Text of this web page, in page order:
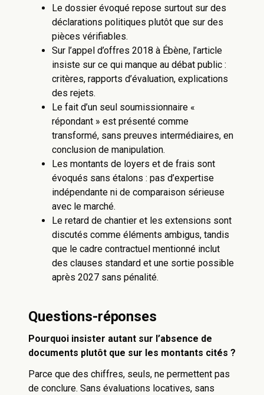
Le dossier évoqué repose surtout sur des
déclarations politiques plutôt que sur des
pièces vérifiables.
Sur l’appel d’offres 2018 à Ébène, l’article
insiste sur ce qui manque au débat public :
critères, rapports d’évaluation, explications
des rejets.
Le fait d’un seul soumissionnaire «
répondant » est présenté comme
transformé, sans preuves intermédiaires, en
conclusion de manipulation.
Les montants de loyers et de frais sont
évoqués sans étalons : pas d’expertise
indépendante ni de comparaison sérieuse
avec le marché.
Le retard de chantier et les extensions sont
discutés comme éléments ambigus, tandis
que le cadre contractuel mentionné inclut
des clauses standard et une sortie possible
après 2027 sans pénalité.
Questions-réponses
Pourquoi insister autant sur l’absence de
documents plutôt que sur les montants cités ?
Parce que des chiffres, seuls, ne permettent pas
de conclure. Sans évaluations locatives, sans